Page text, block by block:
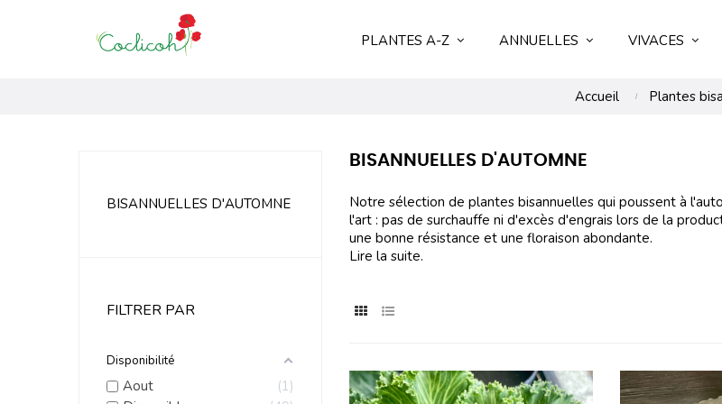
PLANTES A-Z ANNUELLES VIVACES
Accueil Plantes
BISANNUELLES D'AUTOMNE
FILTRER PAR
Disponibilité
Aout
1
BISANNUELLES D'AUTOMNE
Notre sélection de plantes bisannuelles qui poussent à
l'art : pas de surchauffe ni d'excès d'engrais lors de la
une bonne résistance et une floraison abondante.
Lire la suite.